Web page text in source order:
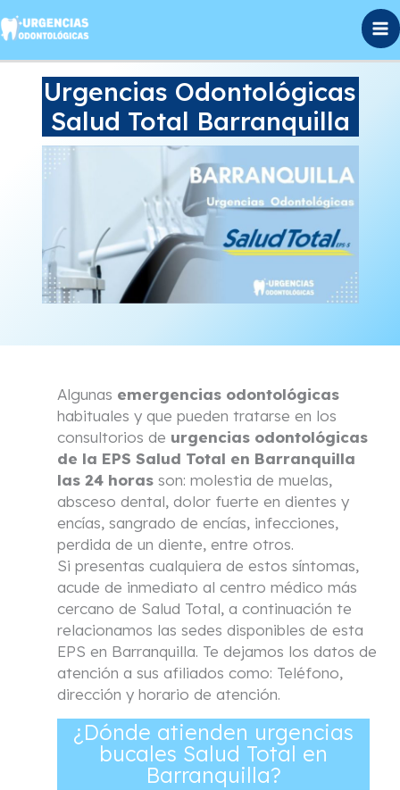
al
Urgencias Odontológicas
Salud Total Barranquilla
Algunas emergencias odontológicas
habituales y que pueden tratarse en los
consultorios de urgencias odontológicas
de la EPS Salud Total en Barranquilla
las 24 horasson: molestia de muelas,
absceso dental, dolor fuerte en dientes y
encías, sangrado de encías, infecciones,
perdida de un diente, entre otros.
Si presentas cualquiera de estos síntomas,
acude de inmediato al centro médico más
cercano de Salud Total, a continuación te
relacionamos las sedes disponibles de esta
EPS en Barranquilla. Te dejamos los datos de
atención a sus afiliados como: Teléfono,
dirección y horario de atención.
¿Dónde atienden urgencias
bucales Salud Total en
Barranquilla?